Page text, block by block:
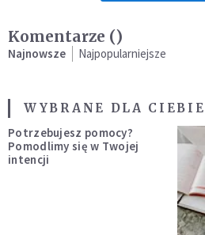
Komentarze ()
Najnowsze Najpopularniejsze
WYBRANE DLA CIEBIE
Potrzebujesz pomocy?
Pomodlimy się w Twojej
intencji